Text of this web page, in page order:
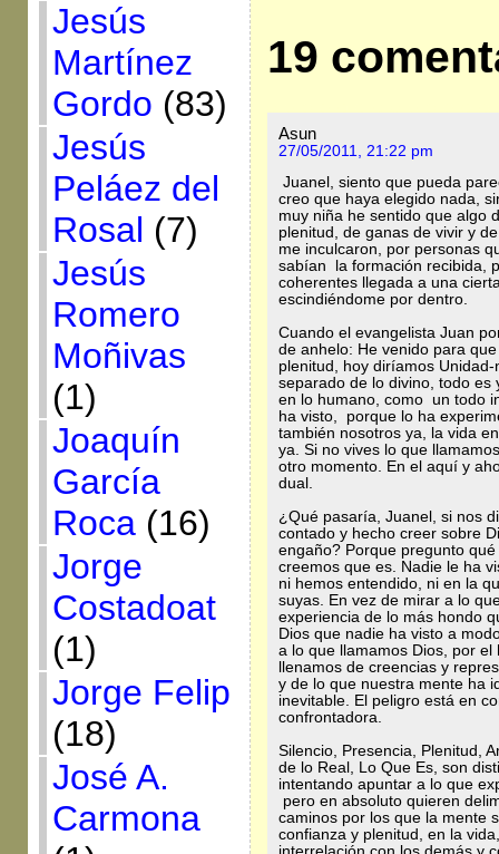
Jesús
Martínez
Gordo (83)
Jesús
Peláez del
Rosal (7)
Jesús
Romero
Moñivas
(1)
Joaquín
García
Roca(16)
Jorge
Costadoat
(1)
Jorge Felip
(18)
José A.
Carmona
19
Asun
27/05/2011, 21:22 pm
Juanel, siento que pueda
creo que haya elegido nada,
muy niña he sentido que algo
plenitud, de ganas de vivir y
me inculcaron, por personas
sabían la formación recibida,
coherentes llegada a una
escindiéndome por dentro.
Cuando el evangelista Juan
de anhelo: He venido para
plenitud, hoy diríamos
separado de lo divino, todo es
en lo humano, como un todo
ha visto, porque lo ha
también nosotros ya, la vida
ya. Si no vives lo que
otro momento. En el aquí y
dual.
¿Qué pasaría, Juanel, si nos
contado y hecho creer sobre
engaño? Porque pregunto
creemos que es. Nadie le ha
ni hemos entendido, ni en la
suyas. En vez de mirar a lo
experiencia de lo más hondo
Dios que nadie ha visto a
a lo que llamamos Dios, por
llenamos de creencias y
y de lo que nuestra mente ha
inevitable. El peligro está en
confrontadora.
Silencio, Presencia, Plenitud,
de lo Real, Lo Que Es, son
intentando apuntar a lo que
pero en absoluto quieren
caminos por los que la mente
confianza y plenitud, en la